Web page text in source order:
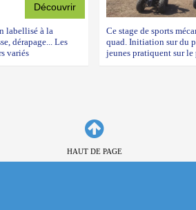
Découvrir
labellisé à la
dérapage... Les
variés
Ce stage de sports
quad. Initiation sur du
jeunes pratiquent sur
HAUT DE PAGE